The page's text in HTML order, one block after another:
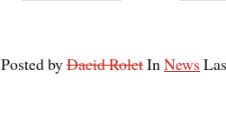
Posted byDacid RoletInNews